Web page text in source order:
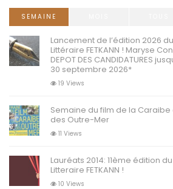
le
SEMAINE
Lancement de l’édition 2026
Littéraire FETKANN ! Maryse
DEPOT DES CANDIDATURES
30 septembre 2026*
19 Views
Semaine du film de la Caraibe
des Outre-Mer
11 Views
Lauréats 2014: 11ème édition
Litteraire FETKANN !
10 Views